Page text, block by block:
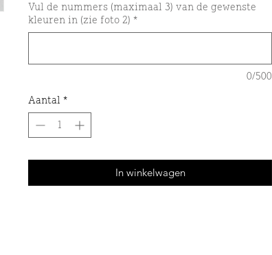
Vul de nummers (maximaal 3) van de gewenste
kleuren in (zie foto 2) *
0/500
Aantal *
In winkelwagen